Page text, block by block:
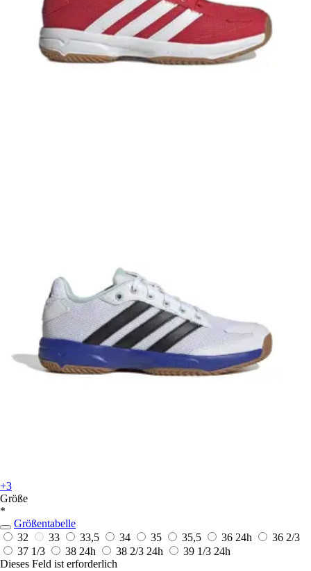
+3
Größe
*
Größentabelle
32
33 33,5 34 35 35,5 36 24h
36 2/3
37 1/3
38 24h 38 2/3 24h 39 1/3 24h
Dieses Feld ist erforderlich